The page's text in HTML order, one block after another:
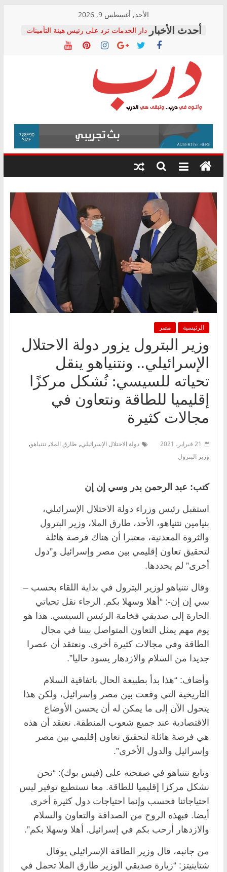
content
الأحد, أغسطس 9, 2026
دار الخدمات ترد على رئيس هيئة التأمينات
بعد مؤتمره الصحفي: إنكار الأزمة لا ينهي
معاناة أصحاب المعاشات.. ونطالب بكشف
فرحات سليمان يكتب: القطاع الصحي إلى
أين؟
حزب التحالف الشعبي يطلق لجنة “الحق
في الصحة” بالإسكندرية لرصد الانتهاكات
ودعم المرضى
الوزاري لمدينة الصحفيين.. وانتهاء أعمال
إنشاء المبنى الإداري
المجلس القومي لحقوق الإنسان يعلن
متابعة قضية الدكتور محمد زهران.. ويؤكد:
قرينة البراءة وضمانات المحاكمة العادلة
درب
وأتوه
درب..
وتبقى
هي
الرئيسية مصر
وزير البترول يزور دولة الاحتلال
الإسرائيلي.. ونتنياهو ينقل
تحياته للسيسي: نُشكل مركزًا
إقليميا للطاقة ونتعاون في
مجالات كثيرة
21 فبراير، 2021 دولة الاحتلال الإسرائيلي, طارق الملا, نتنياهو,
وزير البترول
كتب: عبد الرحمن بدر وسي إن إن
استقبل رئيس وزراء دولة الاحتلال الإسرائيلي،
بنيامين نتنياهو، الأحد، طارق الملا، وزير البترول
والثروة المعدنية، معتبرا أن هناك فرصة هائلة
لتحقيق تعاون إقليمي بين مصر وإسرائيل و”دول
أخرى” لم يحددها.
وقال نتنياهو لوزير البترول في بداية اللقاء بحسب –
سي إن إن-: “أهلا وسهلا بكم. الرجاء نقل تحياتي
الحارة إلى صديقي فخامة الرئيس السيسي. هذا هو
يوم مهم يمثل التعاون المتواصل بيننا في مجال
الطاقة وفي مجالات كثيرة أخرى. ونعتقد أن عصرا
جديدا من السلام والازدهار يسود حاليا”.
وأضاف: “هذا بدأ بطبيعة الحال باتفاقية السلام
التاريخية التي وقعت بين مصر وإسرائيل، ولكن هذا
يتحول الآن إلى ما يمكن له أن يحسن الأوضاع
الاقتصادية عند جميع شعوب المنطقة. نعتقد أن هذه
هي فرصة هائلة لتحقيق تعاون إقليمي بين مصر
وإسرائيل والدول الأخرى”.
وتابع نتنياهو في صفحته على (فيس بوك): “نحن
نشكل مركزا إقليميا للطاقة. معا نستطيع توفير ليس
احتياجاتنا فحسب وإنما احتياجات دول كثيرة أخرى
أيضا. فبهذه الروح من الصداقة والتعاون والسلام
والازدهار أرحب بكم في إسرائيل. أهلا وسهلا بكم”.
من جانبه، قال وزير الطاقة الإسرائيلي يوفال
شتاينيتز: “زيارة صديقي الوزير طارق الملا تحمل في